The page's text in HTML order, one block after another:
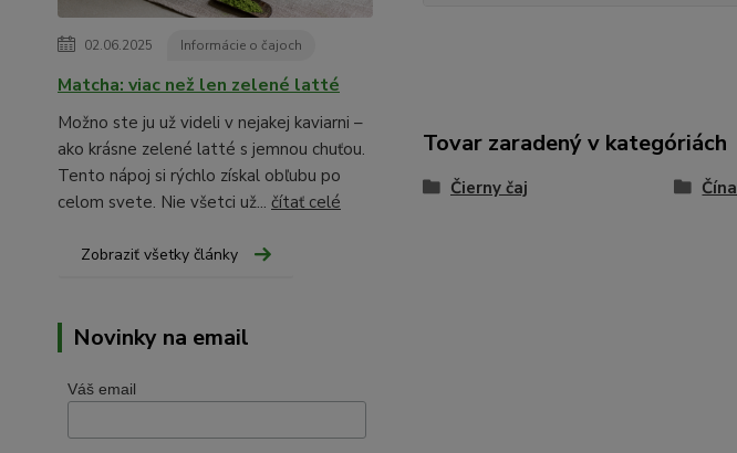
02.06.2025 Informácie o čajoch
Matcha: viac než len zelené latté
Možno ste ju už videli v nejakej kaviarni –
ako krásne zelené latté s jemnou chuťou.
Tento nápoj si rýchlo získal obľubu po
celom svete. Nie všetci už... čítať celé
Zobraziť všetky články
Novinky na email
Váš email
Tovar zaradený v kategóriách
Čierny čaj Čína